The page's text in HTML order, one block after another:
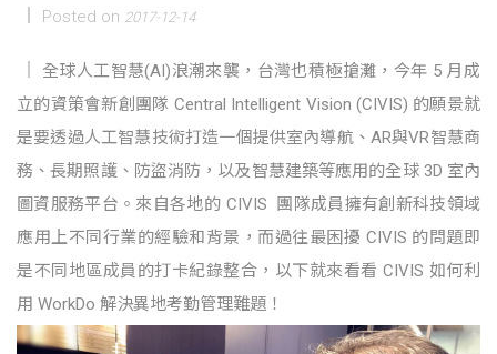
Posted on 2017-12-14
全球人工智慧(AI)浪潮來襲，台灣也積極搶灘，今年 5 月成
立的資策會新創團隊 Central Intelligent Vision (CIVIS) 的願景就
是要透過人工智慧技術打造一個提供室內導航、AR與VR智慧商
務、長期照護、防盜消防，以及智慧建築等應用的全球 3D 室內
圖資服務平台。來自各地的 CIVIS 團隊成員擁有創新科技領域
應用上不同行業的經驗和背景，而過往最困擾 CIVIS 的問題即
是不同地區成員的打卡紀錄整合，以下就來看看 CIVIS 如何利
用 WorkDo 解決異地考勤管理難題！